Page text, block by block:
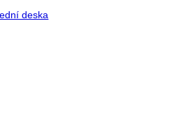
deska